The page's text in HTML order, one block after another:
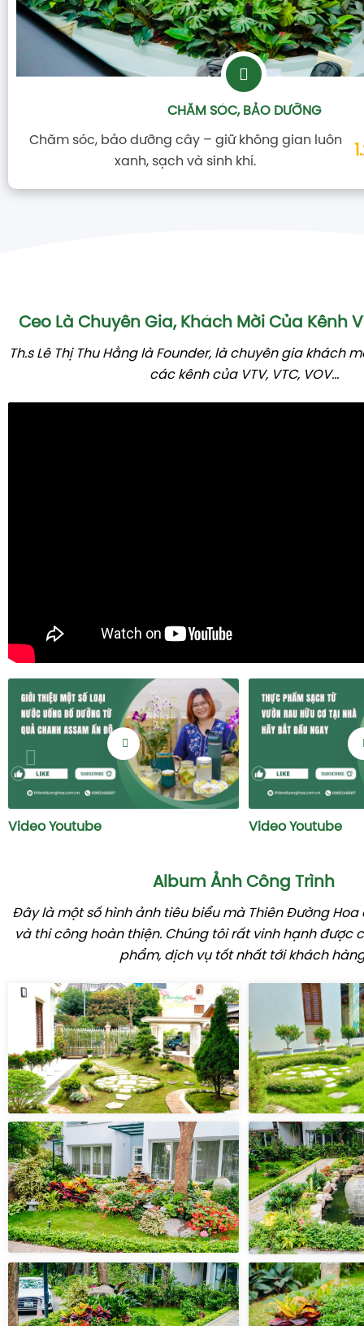
CHĂM SÓC, BẢO DƯỠNG
Chăm sóc, bảo dưỡng cây – giữ không gian luôn
xanh, sạch và sinh khí.
Ceo Là Chuyên Gia, Khách Mời Của Kênh
Th.s Lê Thị Thu Hằng là Founder, là chuyên gia khách
các kênh của VTV, VTC, VOV...
Video Youtube Video Youtube
Album Ảnh Công Trình
Đây là một số hình ảnh tiêu biểu mà Thiên Đường Hoa
và thi công hoàn thiện. Chúng tôi rất vinh hạnh được
phẩm, dịch vụ tốt nhất tới khách